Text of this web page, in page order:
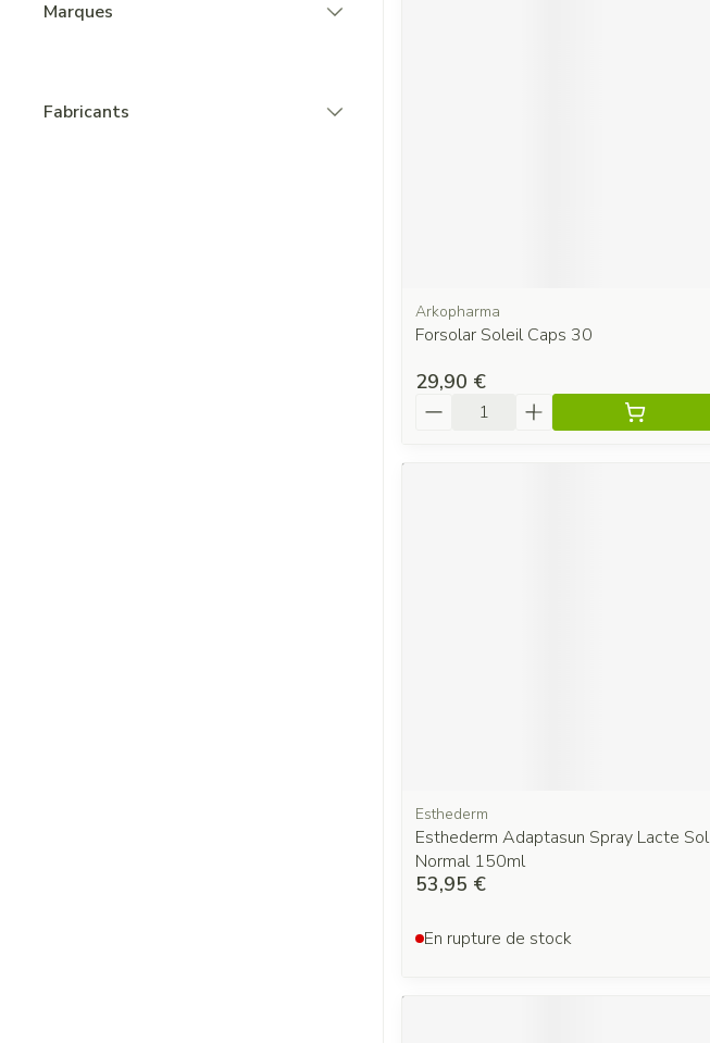
Marques
Fabricants
Arkopharma
Forsolar Soleil Caps 30
29,90 €
Quantité
Esthederm
Esthederm Adaptasun Spray Lacte Sol
Normal 150ml
53,95 €
En rupture de stock